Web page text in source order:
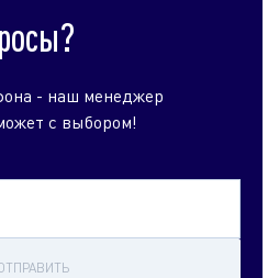
- наш менеджер
с выбором!